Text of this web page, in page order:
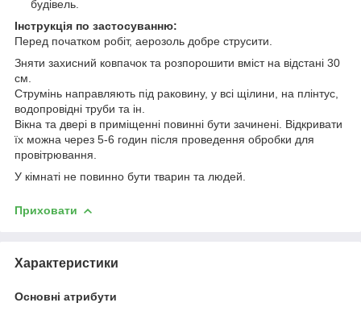
будівель.
Інструкція по застосуванню:
Перед початком робіт, аерозоль добре струсити.
Зняти захисний ковпачок та розпорошити вміст на відстані 30
см.
Струмінь направляють під раковину, у всі щілини, на плінтус,
водопровідні труби та ін.
Вікна та двері в приміщенні повинні бути зачинені. Відкривати
їх можна через 5-6 годин після проведення обробки для
провітрювання.
У кімнаті не повинно бути тварин та людей.
Приховати
Характеристики
Основні атрибути